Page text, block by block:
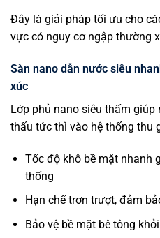
Đây là giải pháp tối ưu cho
vực có nguy cơ ngập thường
Sàn nano dẫn nước siêu
xúc
Lớp phủ nano siêu thấm
thấu tức thì vào hệ thống thu
Tốc độ khô bề mặt nhanh
thống
Hạn chế trơn trượt, đảm
Bảo vệ bề mặt bê tông